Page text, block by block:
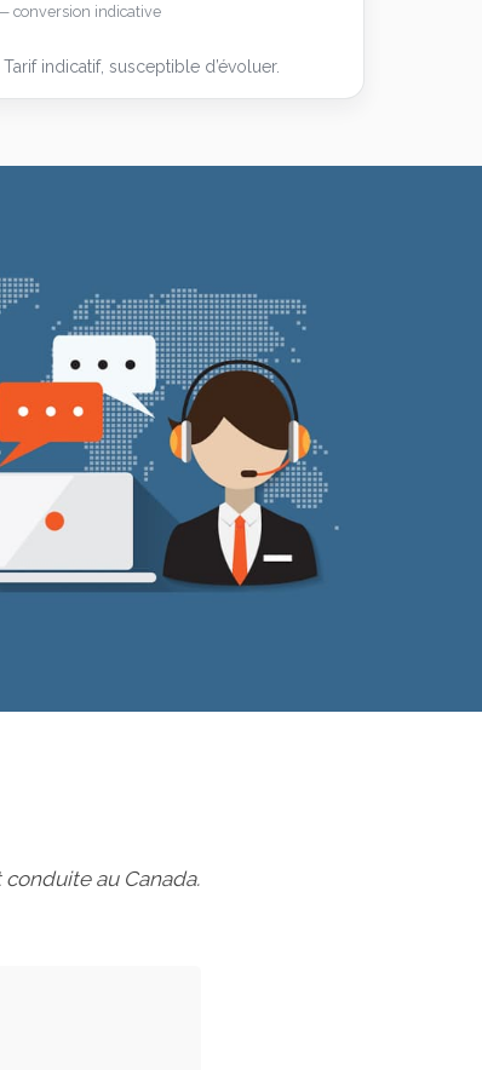
conversion indicative
Tarif indicatif, susceptible d’évoluer.
au Canada.